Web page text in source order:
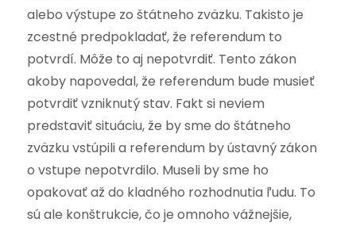
alebo výstupe zo štátneho zväzku. Takisto je
zcestné predpokladať, že referendum to
potvrdí. Môže to aj nepotvrdiť. Tento zákon
akoby napovedal, že referendum bude musieť
potvrdiť vzniknutý stav. Fakt si neviem
predstaviť situáciu, že by sme do štátneho
zväzku vstúpili a referendum by ústavný zákon
o vstupe nepotvrdilo. Museli by sme ho
opakovať až do kladného rozhodnutia ľudu. To
sú ale konštrukcie, čo je omnoho vážnejšie,